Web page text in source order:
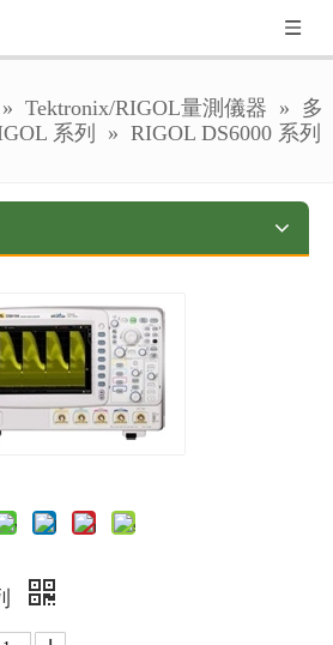
» Tektronix/RIGOL量測儀器 » 多
系列 » RIGOL DS6000 系列